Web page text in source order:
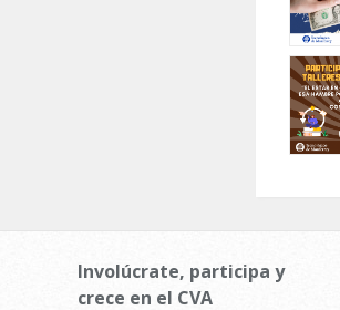
Involúcrate, participa y
crece en el CVA